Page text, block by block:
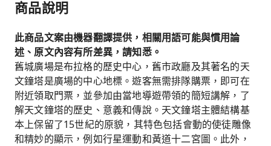
商品說明
此商品文案由機器翻譯提供，相關用語可能與慣用論
述、原文內容有所差異，請知悉。
舊城廣場是布拉格的歷史中心，舊市政廳及其著名的天
文鐘塔是廣場的中心地標。遊客無需排隊購票，即可在
附近領取門票，並參加由當地導遊帶領的簡短講解，了
解天文鐘塔的歷史、意義和傳說。天文鐘塔主體結構基
本上保留了15世紀的原貌，其特色包括會動的使徒雕像
和精妙的顯示，例如行星運動和黃道十二宮圖。此外，